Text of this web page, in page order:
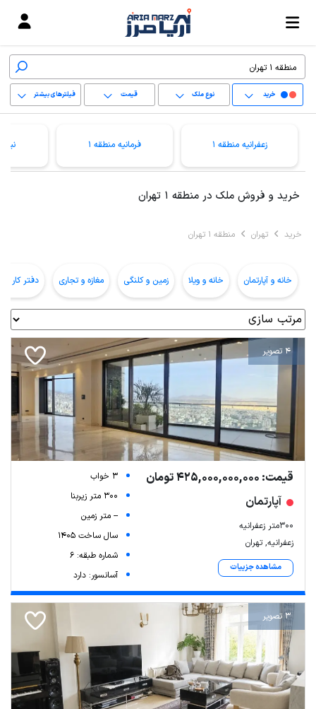
خرید نوع ملک قیمت فیلترهای بیشتر
زعفرانیه منطقه 1 فرمانیه منطقه 1
خرید و فروش ملک در منطقه 1 تهران
خرید تهران منطقه 1 تهران
خانه و آپارتمان خانه و ویلا زمین و کلنگی مغازه و تجاری دفتر کار و
4 تصویر
قیمت: 425,000,000,000 تومان
آپارتمان
۳۰۰متر زعفرانیه
زعفرانیه, تهران
مشاهده جزییات
3 خواب
300 متر زیربنا
-- متر زمین
سال ساخت 1405
شماره طبقه: 6
آسانسور: دارد
3 تصویر